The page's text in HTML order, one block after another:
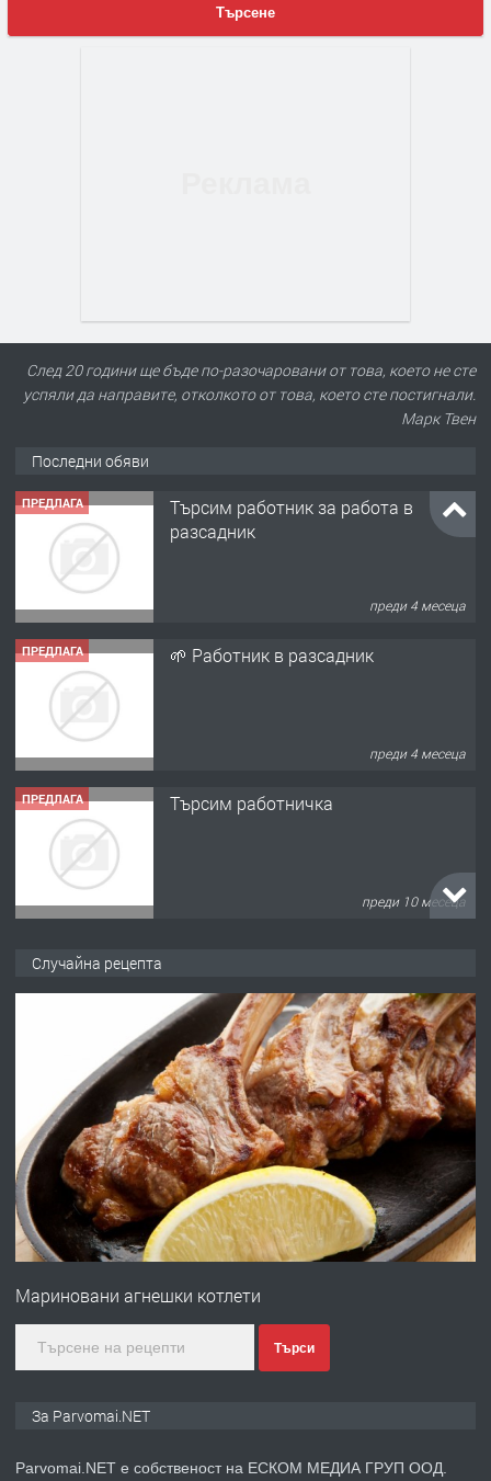
Търсене
След 20 години ще бъде по-разочаровани от това, което не сте
успяли да направите, отколкото от това, което сте постигнали.
Марк Твен
Последни обяви
ПРЕДЛАГА
Търсим работник за работа в
разсадник
ПРЕДЛАГА 🌱 Работник в разсадник
ПРЕДЛАГА Търсим работничка
преди 10 месеца
преди 1 година
ПРЕДЛАГА Работа за общи работници
преди 1 година
ПРЕДЛАГА
Първи поход "По стъпките на Ангел
Войвода"
Случайна рецепта
Мариновани агнешки котлети
Търси
За Parvomai.NET
Parvomai.NET е собственост на ЕСКОМ МЕДИА ГРУП ООД.